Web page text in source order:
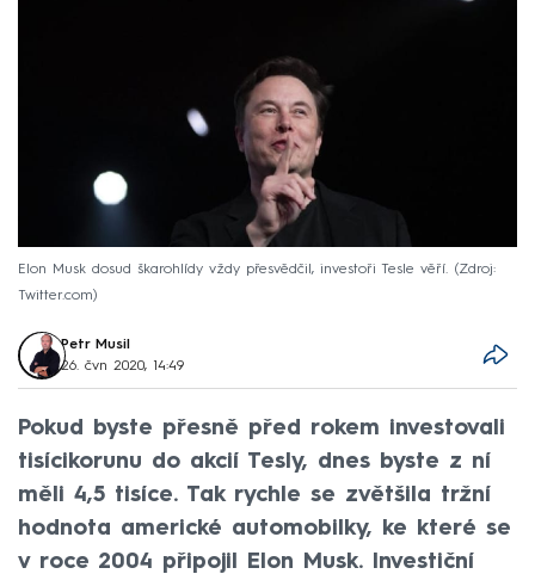
Elon Musk dosud škarohlídy vždy přesvědčil, investoři Tesle věří.
Zdroj:
Twitter.com
Petr Musil
26. čvn 2020, 14:49
Pokud byste přesně před rokem investovali
tisícikorunu do akcií Tesly, dnes byste z ní
měli 4,5 tisíce. Tak rychle se zvětšila tržní
hodnota americké automobilky, ke které se
v roce 2004 připojil Elon Musk. Investiční